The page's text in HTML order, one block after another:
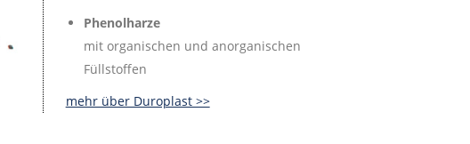
Phenolharze
mit organischen und anorganischen
Füllstoffen
mehr über Duroplast >>